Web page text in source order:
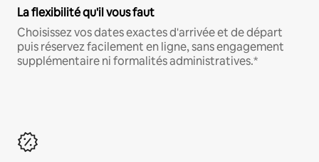
La flexibilité qu'il vous faut
Choisissez vos dates exactes d'arrivée et de départ
puis réservez facilement en ligne, sans engagement
supplémentaire ni formalités administratives.*